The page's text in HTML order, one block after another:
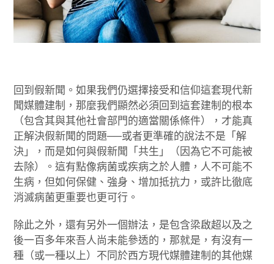
回到假新聞。如果我們仍選擇接受和信仰這套現代新
聞媒體建制，那麼我們顯然必須回到這套建制的根本
（包含其與其他社會部門的適當關係條件），才能真
正解決假新聞的問題──或者更準確的說法不是「解
決」，而是如何與假新聞「共生」（因為它不可能被
去除）。這有點像病菌或疾病之於人體，人不可能不
生病，但如何保健、強身、增加抵抗力，或許比徹底
消滅病菌更重要也更可行。
除此之外，還有另外一個辦法，是包含梁啟超以及之
後一百多年來吾人尚未能參透的，那就是，有沒有一
種（或一種以上）不同於西方現代媒體建制的其他媒